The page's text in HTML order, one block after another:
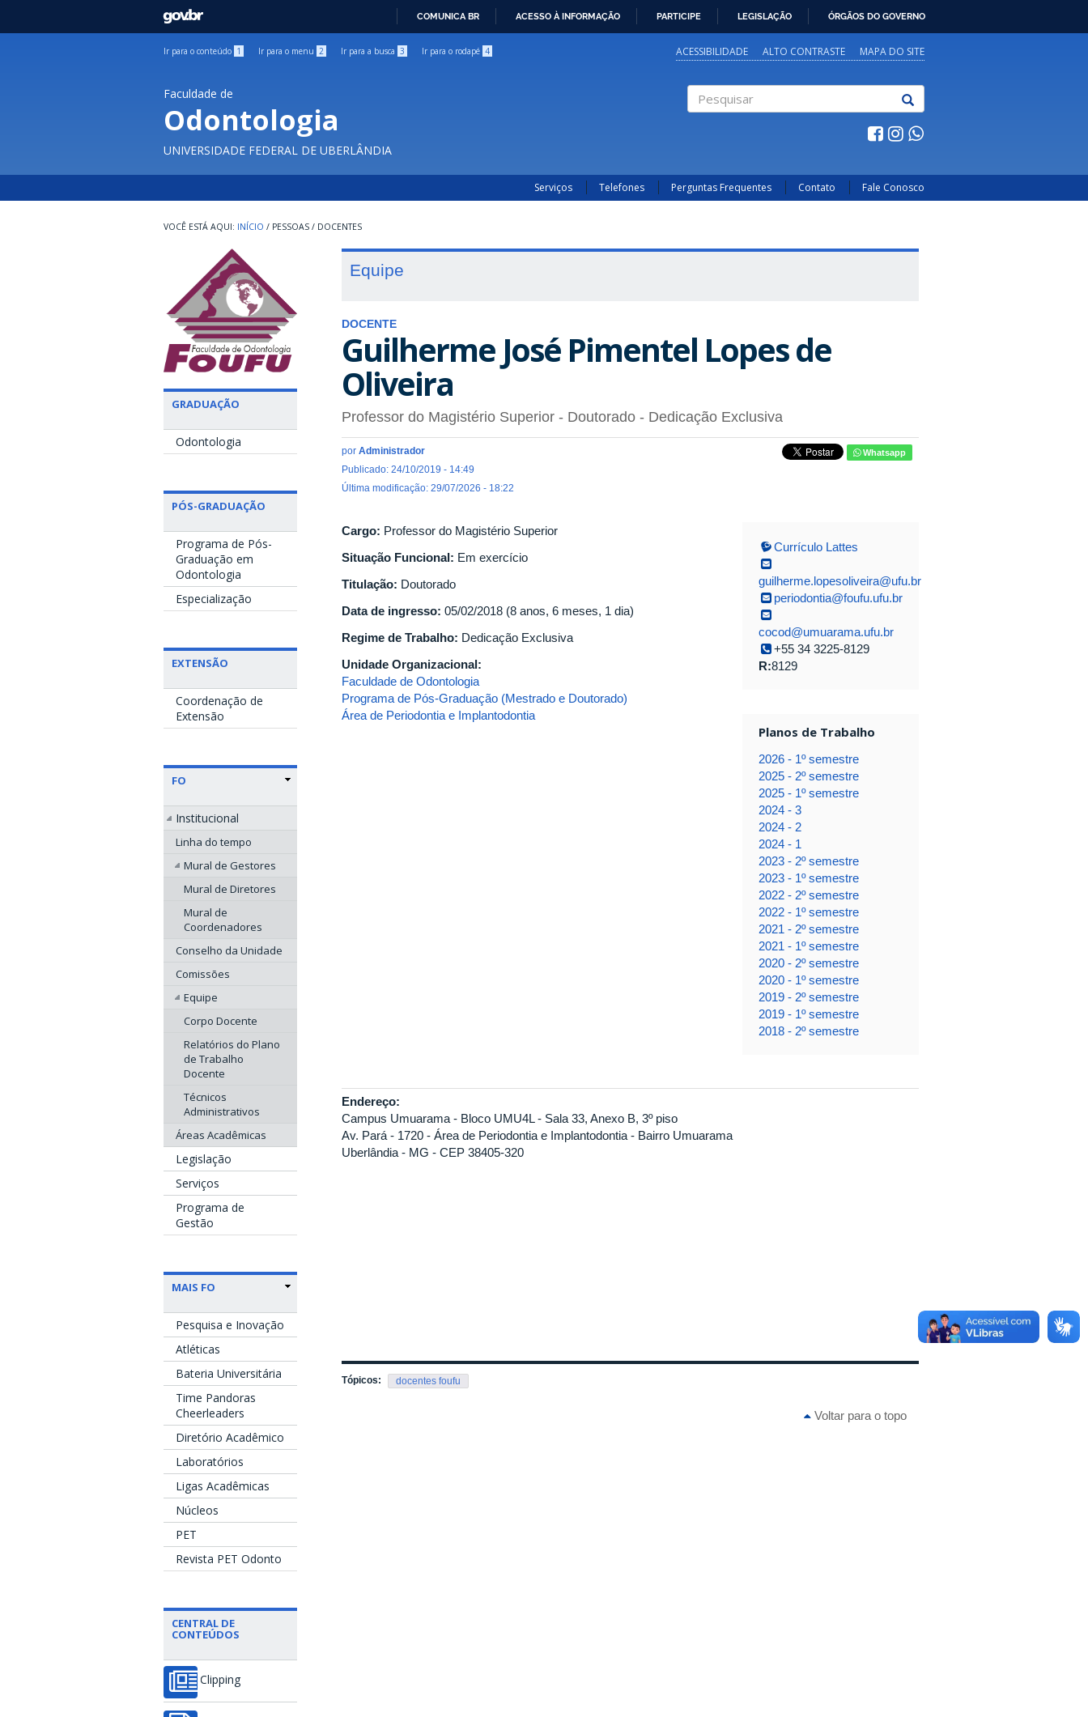
GOVBR
COMUNICA BR ACESSO À INFORMAÇÃO PARTICIPE LEGISLAÇÃO ÓRGÃOS DO GOVERNO
Ir para o conteúdo 1 Ir para o menu 2 Ir para a busca 3 Ir para o rodapé 4 ACESSIBILIDADE ALTO CONTRASTE MAPA DO SITE
Faculdade de
Odontologia
UNIVERSIDADE FEDERAL DE UBERLÂNDIA
Serviços Telefones Perguntas Frequentes Contato Fale Conosco
INÍCIO / PESSOAS / DOCENTES
GRADUAÇÃO
Odontologia
PÓS-GRADUAÇÃO
Programa de Pós-
Graduação em
Odontologia
Especialização
EXTENSÃO
Coordenação de
Extensão
FO
Institucional
Linha do tempo
Mural de Gestores
Mural de Diretores
Mural de
Coordenadores
Conselho da Unidade
Comissões
Equipe
Corpo Docente
Relatórios do Plano
de Trabalho
Docente
Técnicos
Administrativos
Áreas Acadêmicas
Legislação
Serviços
Programa de
Gestão
MAIS FO
Pesquisa e Inovação
Atléticas
Bateria Universitária
Time Pandoras
Cheerleaders
Diretório Acadêmico
Laboratórios
Ligas Acadêmicas
Núcleos
PET
Revista PET Odonto
CENTRAL DE
CONTEÚDOS
Clipping
Equipe
DOCENTE
Guilherme José Pimentel Lopes de
Oliveira
Professor do Magistério Superior - Doutorado - Dedicação Exclusiva
por Administrador
Publicado: 24/10/2019 - 14:49
Última modificação: 29/07/2026 - 18:22
Whatsapp
Cargo: Professor do Magistério Superior
Situação Funcional: Em exercício
Titulação: Doutorado
Data de ingresso: 05/02/2018 (8 anos, 6 meses, 1 dia)
Regime de Trabalho: Dedicação Exclusiva
Unidade Organizacional:
Faculdade de Odontologia
Programa de Pós-Graduação (Mestrado e Doutorado)
Área de Periodontia e Implantodontia
Currículo Lattes
guilherme.lopesoliveira@ufu.br
periodontia@foufu.ufu.br
cocod@umuarama.ufu.br
+55 34 3225-8129
R:8129
Planos de Trabalho
2026 - 1º semestre
2025 - 2º semestre
2025 - 1º semestre
2024 - 3
2024 - 2
2024 - 1
2023 - 2º semestre
2023 - 1º semestre
2022 - 2º semestre
2022 - 1º semestre
2021 - 2º semestre
2021 - 1º semestre
2020 - 2º semestre
2020 - 1º semestre
2019 - 2º semestre
2019 - 1º semestre
2018 - 2º semestre
Endereço:
Campus Umuarama - Bloco UMU4L - Sala 33, Anexo B, 3º piso
Av. Pará - 1720 - Área de Periodontia e Implantodontia - Bairro Umuarama
Uberlândia - MG - CEP 38405-320
Tópicos: docentes foufu
Voltar para o topo